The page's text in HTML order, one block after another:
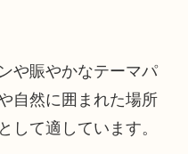
や賑やかなテーマパ
自然に囲まれた場所
して適しています。